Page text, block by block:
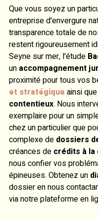
Que vous soyez un
entreprise d'envergure
transparence totale de
restent rigoureusement
Seyne sur mer, l'étude
un accompagnement
proximité pour tous vos
et stratégique ainsi
contentieux. Nous
exemplaire pour un
chez un particulier que
complexe de dossiers
créances de crédits à
nous confier vos
épineuses. Obtenez un
dossier en nous
via notre plateforme en